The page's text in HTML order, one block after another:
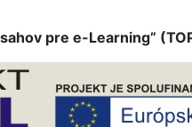
pre e-Learning”